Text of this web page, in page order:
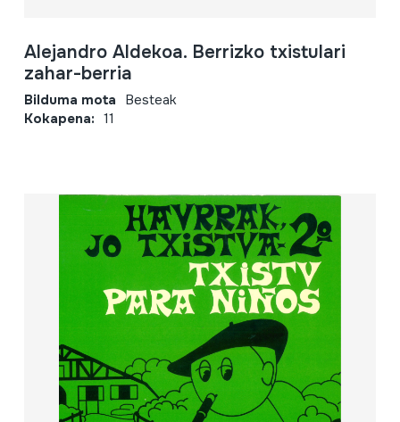
Alejandro Aldekoa. Berrizko txistulari
zahar-berria
Bilduma mota Besteak
Kokapena: 11